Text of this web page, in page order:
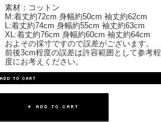
素材：コットン
M:着丈約72cm 身幅約50cm 袖丈約62cm
L:着丈約74cm 身幅約55cm 袖丈約63cm
XL:着丈約76cm 身幅約60cm 袖丈約64cm
およその採寸ですので誤差がございます。
前後3cm程度の誤差は許容範囲として参考程
度にお考えください。